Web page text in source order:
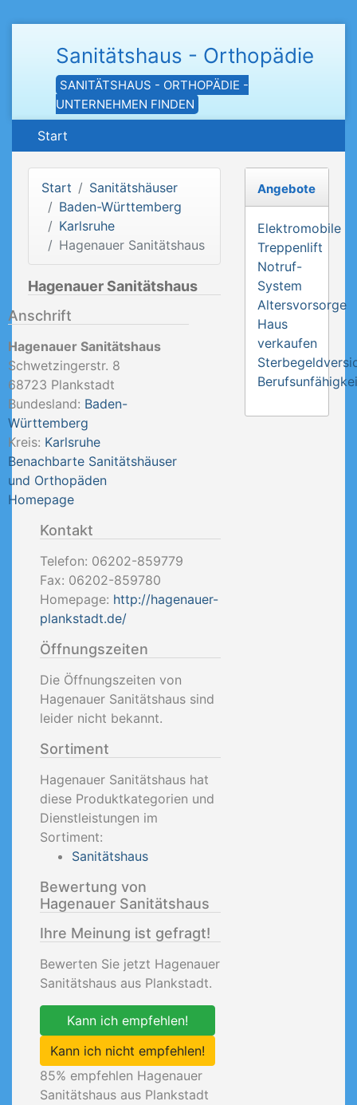
Sanitätshaus - Orthopädie
SANITÄTSHAUS - ORTHOPÄDIE -
UNTERNEHMEN FINDEN
Start
Start
Sanitätshäuser
Baden-Württemberg
Karlsruhe
Hagenauer Sanitätshaus
Hagenauer Sanitätshaus
Anschrift
Hagenauer Sanitätshaus
Schwetzingerstr. 8
68723 Plankstadt
Bundesland: Baden-
Württemberg
Kreis: Karlsruhe
Benachbarte Sanitätshäuser
und Orthopäden
Homepage
Kontakt
Telefon: 06202-859779
Fax: 06202-859780
Homepage: http://hagenauer-
plankstadt.de/
Öffnungszeiten
Die Öffnungszeiten von
Hagenauer Sanitätshaus sind
leider nicht bekannt.
Sortiment
Hagenauer Sanitätshaus hat
diese Produktkategorien und
Dienstleistungen im
Sortiment:
Sanitätshaus
Bewertung von
Hagenauer Sanitätshaus
Ihre Meinung ist gefragt!
Bewerten Sie jetzt Hagenauer
Sanitätshaus aus Plankstadt.
Kann ich empfehlen!
Kann ich nicht empfehlen!
85% empfehlen Hagenauer
Sanitätshaus aus Plankstadt
Angebote
Elektromobile
Treppenlift
Notruf-
System
Altersvorsorge
Haus
verkaufen